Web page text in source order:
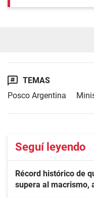
TEMAS
Posco Argentina
Seguí leyendo
Récord histórico de
supera al macrismo,